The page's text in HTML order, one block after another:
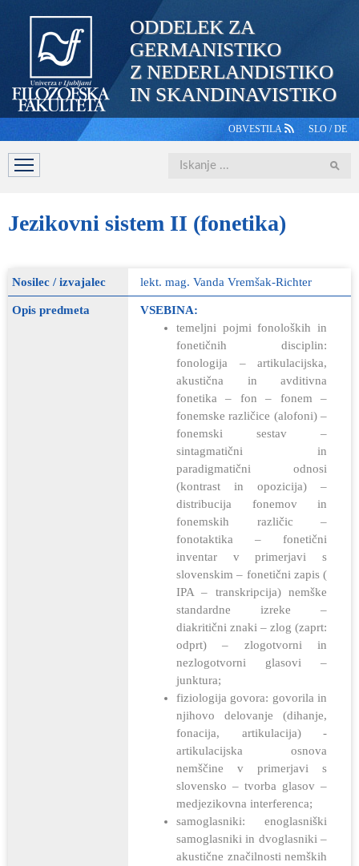
ODDELEK ZA
GERMANISTIKO
Z NEDERLANDISTIKO
IN SKANDINAVISTIKO
OBVESTILA SLO /DE
DOMOV ŠTUDIJ
Iskanje
Jezikovni sistem II (fonetika)
Nosilec / izvajalec lekt. mag. Vanda Vremšak-Richter
Opis predmeta
VSEBINA:
temeljni pojmi fonoloških in
fonetičnih disciplin:
fonologija – artikulacijska,
akustična in avditivna
fonetika – fon – fonem –
fonemske različice (alofoni) –
fonemski sestav –
sintagmatični in
paradigmatični odnosi
(kontrast in opozicija) –
distribucija fonemov in
fonemskih različic –
fonotaktika – fonetični
inventar v primerjavi s
slovenskim – fonetični zapis (
IPA – transkripcija) nemške
standardne izreke –
diakritični znaki – zlog (zaprt:
odprt) – zlogotvorni in
nezlogotvorni glasovi –
junktura;
fiziologija govora: govorila in
njihovo delovanje (dihanje,
fonacija, artikulacija) -
artikulacijska osnova
nemščine v primerjavi s
slovensko – tvorba glasov –
medjezikovna interferenca;
samoglasniki: enoglasniški
samoglasniki in dvoglasniki –
akustične značilnosti nemških